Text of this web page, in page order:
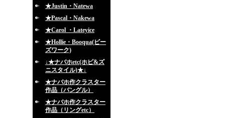
★Justin・Natewa
★Pascal・Nakewa
★Carol ・Lateyice
★Hollie・Booqua(ビー
ズワーク)
↓★ナバホetc(ホピ&ズ
ニスタイル)★↓
★ナバホ作クラスター
作品（バングル）
★ナバホ作クラスター
作品（リングetc）